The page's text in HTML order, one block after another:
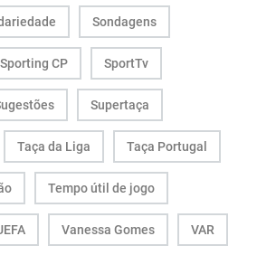
Sondagens
Sporting CP SportTv
Supertaça
Taça da Liga Taça Portugal
Tempo útil de jogo
Vanessa Gomes VAR